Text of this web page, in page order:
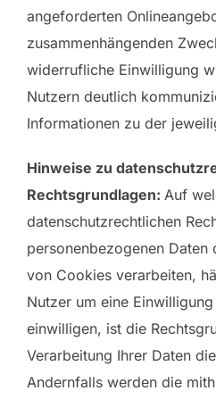
angeforderten
zusammenhängenden
widerrufliche Einwilligung
Nutzern deutlich
Informationen zu der
Hinweise zu
Rechtsgrundlagen: Auf
datenschutzrechtlichen
personenbezogenen
von Cookies verarbeiten,
Nutzer um eine
einwilligen, ist die
Verarbeitung Ihrer Daten
Andernfalls werden die